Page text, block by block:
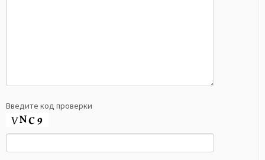
Введите код проверки